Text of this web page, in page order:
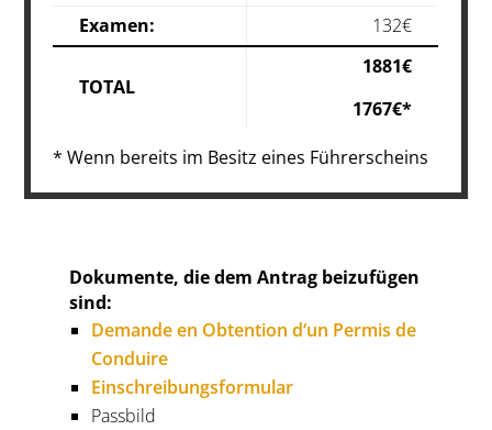
Examen:
132€
TOTAL
1881€
1767€*
* Wenn bereits im Besitz eines Führerscheins
Dokumente, die dem Antrag beizufügen
sind:
Demande en Obtention d‘un Permis de
Conduire
Einschreibungsformular
Passbild